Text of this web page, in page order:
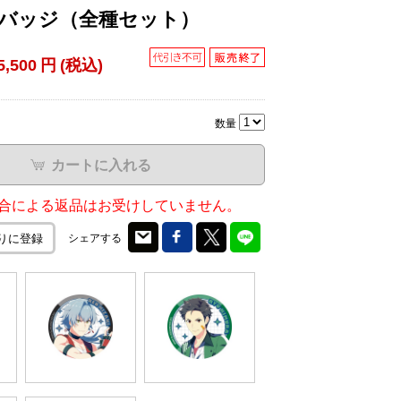
ッジ（全種セット）
円 (税込)
数量
カートに入れる
による返品はお受けしていません。
に登録 シェアする